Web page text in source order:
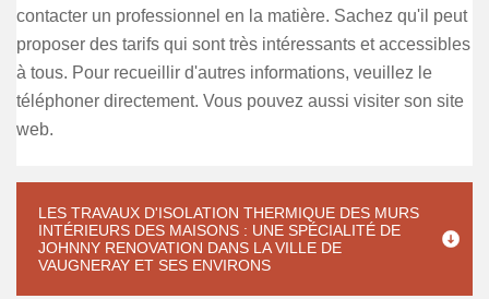
contacter un professionnel en la matière. Sachez qu'il peut
proposer des tarifs qui sont très intéressants et accessibles
à tous. Pour recueillir d'autres informations, veuillez le
téléphoner directement. Vous pouvez aussi visiter son site
web.
LES TRAVAUX D'ISOLATION THERMIQUE DES MURS
INTÉRIEURS DES MAISONS : UNE SPÉCIALITÉ DE
JOHNNY RENOVATION DANS LA VILLE DE
VAUGNERAY ET SES ENVIRONS